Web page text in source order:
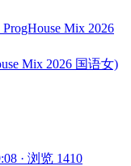
Mix 2026
Mix 2026 国语女)
· 浏览 1410